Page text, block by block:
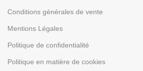
Conditions générales de vente
Mentions Légales
Politique de confidentialité
Politique en matière de cookies